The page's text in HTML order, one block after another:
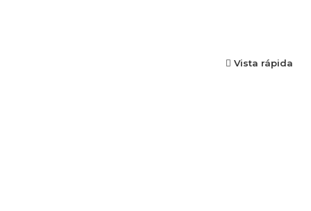
Vista rápida